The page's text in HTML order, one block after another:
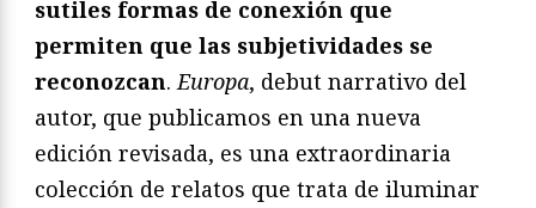
sutiles formas de conexión que
permiten que las subjetividades se
reconozcan. Europa, debut narrativo del
autor, que publicamos en una nueva
edición revisada, es una extraordinaria
colección de relatos que trata de iluminar